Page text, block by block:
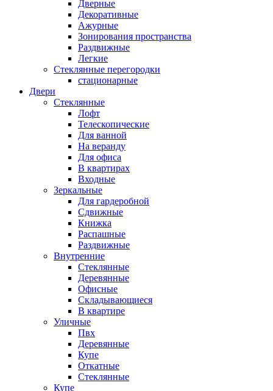
Дверные
Декоративные
Ажурные
Зонирования пространства
Раздвижные
Легкие
Стеклянные перегородки
стационарные
Двери
Стеклянные
Лофт
Телескопические
Для ванной
На веранду
Для офиса
В квартирах
Входные
Зеркальные
Для гардеробной
Сдвижные
Книжка
Распашные
Раздвижные
Внутренние
Стеклянные
Деревянные
Офисные
Складывающиеся
В квартире
Уличные
Пвх
Деревянные
Купе
Откатные
Стеклянные
Купе